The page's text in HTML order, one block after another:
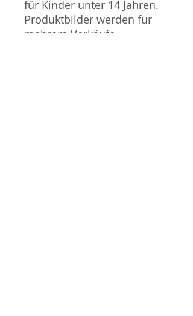
für Kinder unter 14 Jahren.
Produktbilder werden für
mehrere Verkäufe